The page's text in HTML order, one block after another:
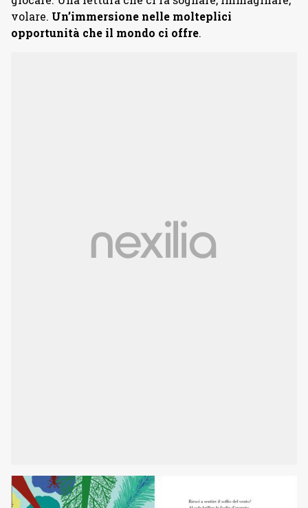
volare. Un’immersione nelle molteplici
opportunità che il mondo ci offre.